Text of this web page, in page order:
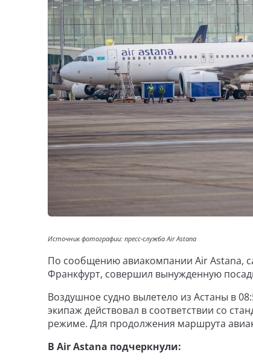
Источник фотографии: пресс-служба Air Astana
По сообщению авиакомпании Air Astana,
Франкфурт, совершил вынужденную
Воздушное судно вылетело из Астаны в
экипаж действовал в соответствии со
режиме. Для продолжения маршрута
В Air Astana подчеркнули: